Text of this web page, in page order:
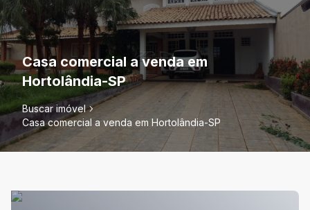
Casa comercial a venda em
Hortolândia-SP
Buscar imóvel
Casa comercial a venda em Hortolândia-SP